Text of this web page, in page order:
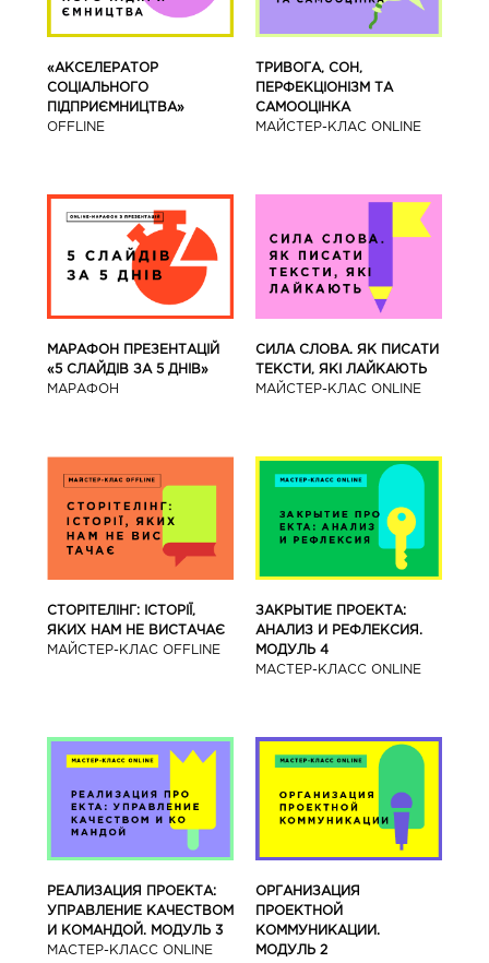
«АКСЕЛЕРАТОР
СОЦІАЛЬНОГО
ПІДПРИЄМНИЦТВА»
OFFLINE
ТРИВОГА, СОН,
ПЕРФЕКЦІОНІЗМ ТА
САМООЦІНКА
МАЙСТЕР-КЛАС ONLINE
МАРАФОН ПРЕЗЕНТАЦІЙ
«5 СЛАЙДІВ ЗА 5 ДНІВ»
МАРАФОН
СИЛА СЛОВА. ЯК ПИСАТИ
ТЕКСТИ, ЯКІ ЛАЙКАЮТЬ
МАЙСТЕР-КЛАС ONLINE
СТОРІТЕЛІНГ: ІСТОРІЇ,
ЯКИХ НАМ НЕ ВИСТАЧАЄ
МАЙСТЕР-КЛАС OFFLINE
ЗАКРЫТИЕ ПРОЕКТА:
АНАЛИЗ И РЕФЛЕКСИЯ.
МОДУЛЬ 4
МАСТЕР-КЛАСС ONLINE
РЕАЛИЗАЦИЯ ПРОЕКТА:
УПРАВЛЕНИЕ КАЧЕСТВОМ
И КОМАНДОЙ. МОДУЛЬ 3
МАСТЕР-КЛАСС ONLINE
ОРГАНИЗАЦИЯ
ПРОЕКТНОЙ
КОММУНИКАЦИИ.
МОДУЛЬ 2